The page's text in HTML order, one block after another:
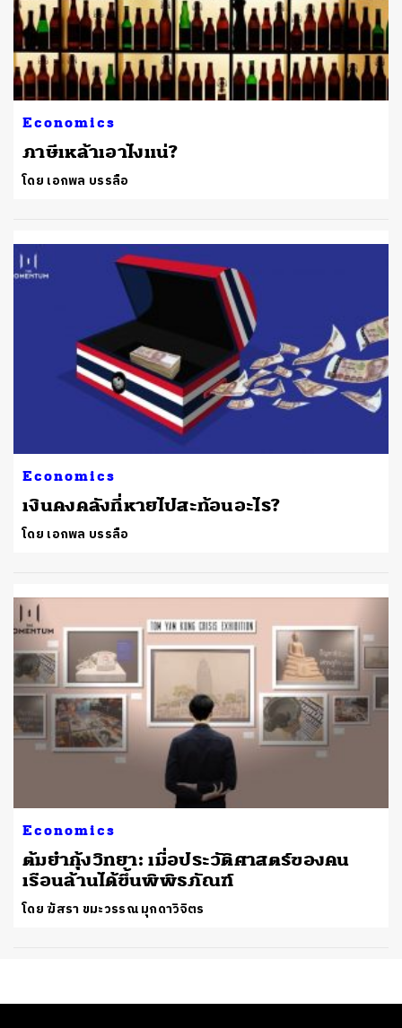
Economics
ภาษีเหล้าเอาไงแน่?
โดย เอกพล บรรลือ
Economics
เงินคงคลังที่หายไปสะท้อนอะไร?
โดย เอกพล บรรลือ
Economics
ต้มยำกุ้งวิทยา: เมื่อประวัติศาสตร์ของคน
เรือนล้านได้ขึ้นพิพิธภัณฑ์
โดย ฆัสรา ขมะวรรณ มุกดาวิจิตร